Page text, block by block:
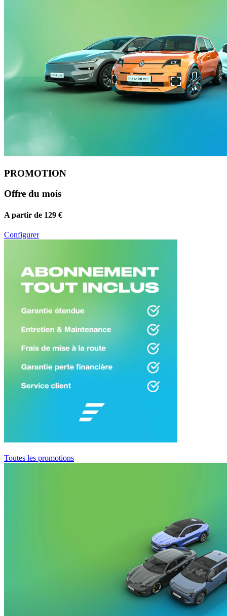
PROMOTION
Offre du mois
A partir de 129 €
Configurer
Toutes les promotions